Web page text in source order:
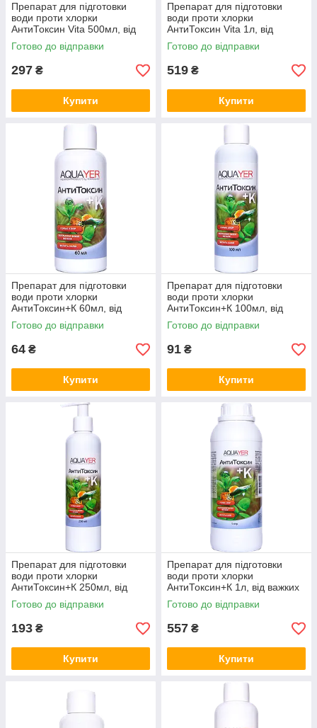
Препарат для підготовки
води проти хлорки
АнтиТоксин Vita 500мл, від
важких металів, AQUAYER
Готово до відправки
297 ₴
Купити
Препарат для підготовки
води проти хлорки
АнтиТоксин Vita 1л, від
важких металів, AQUAYER
Готово до відправки
519 ₴
Купити
Препарат для підготовки
води проти хлорки
АнтиТоксин+К 60мл, від
важких металів, AQUAYER
Готово до відправки
64 ₴
Купити
Препарат для підготовки
води проти хлорки
АнтиТоксин+К 100мл, від
важких металів, AQUAYER
Готово до відправки
91 ₴
Купити
Препарат для підготовки
води проти хлорки
АнтиТоксин+К 250мл, від
важких металів, AQUAYER
Готово до відправки
193 ₴
Купити
Препарат для підготовки
води проти хлорки
АнтиТоксин+К 1л, від важких
металів, AQUAYER
Готово до відправки
557 ₴
Купити